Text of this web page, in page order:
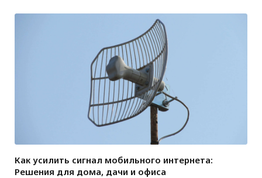
Как усилить сигнал мобильного интернета:
Решения для дома, дачи и офиса